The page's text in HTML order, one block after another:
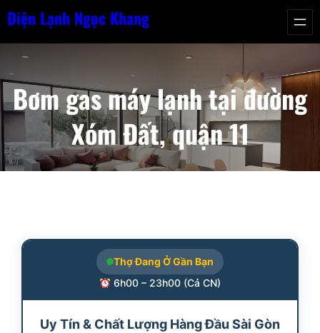
Chuyển
nội
dung
Điện Lạnh Ngọc Khang
Bơm gas máy lạnh tại đường
Xóm Đất, quận 11
Thợ Đang Ở Gần Bạn
6h00 – 23h00 (Cả CN)
Uy Tín & Chất Lượng Hàng Đầu Sài Gòn